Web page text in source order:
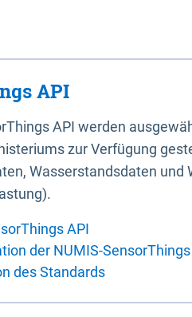
API
API werden
zur Verfügung
Wasserstandsdaten und
API
der NUMIS-SensorThings
des Standards